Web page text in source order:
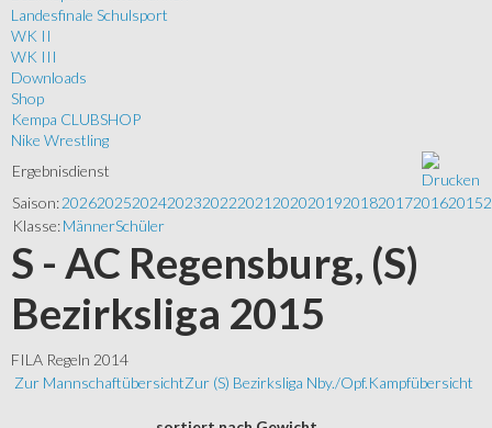
Landesfinale Schulsport
WK II
WK III
Downloads
Shop
Kempa CLUBSHOP
Nike Wrestling
Ergebnisdienst
Saison:202620252024202320222021 202020192018201720162015
Klasse:MännerSchüler
S - AC Regensburg, (S)
Bezirksliga 2015
FILA Regeln 2014
Zur MannschaftübersichtZur (S) Bezirksliga Nby./Opf.Kampfübersicht